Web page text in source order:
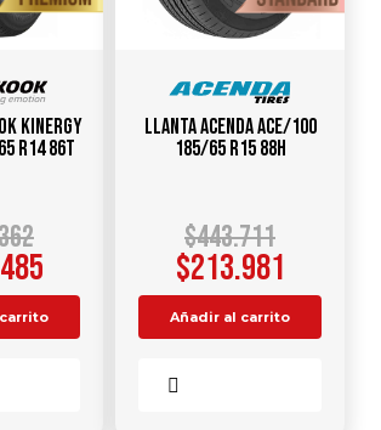
Kinergy
R14 86T
Llanta ACENDA ACE/100
185/65 R15 88H
$443.711
$213.981
Añadir al carrito